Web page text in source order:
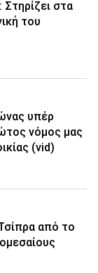
στα
του
υπέρ
νόμος μας
(vid)
από το